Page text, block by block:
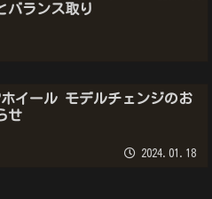
バランス取り
ホイール モデルチェンジのお
せ
2024.01.18